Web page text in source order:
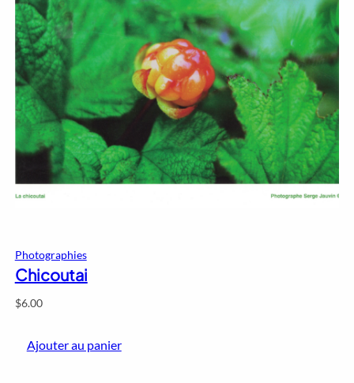
Photographies
Chicoutai
$6.00
Ajouter au panier